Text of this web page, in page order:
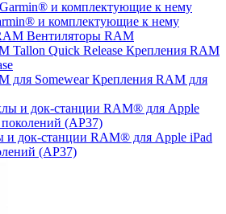
и комплектующие к нему
Вентиляторы RAM
Крепления RAM
Крепления RAM для
и док-станции RAM® для Apple iPad
(AP37)